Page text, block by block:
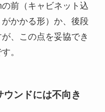
前（キャビネット込
かかる形）か、後段
、この点を妥協でき
。
ンドには不向き